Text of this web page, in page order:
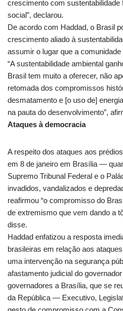
crescimento com sustentabilidade
social”, declarou.
De acordo com Haddad, o Brasil
crescimento aliado à
assumir o lugar que a
“A sustentabilidade ambiental
Brasil tem muito a oferecer, não
retomada dos compromissos
desmatamento e [o uso de]
na pauta do desenvolvimento”,
Ataques à democracia
A respeito dos ataques aos
em 8 de janeiro em Brasília —
Supremo Tribunal Federal e o
invadidos, vandalizados e
reafirmou “o compromisso do
de extremismo que vem dando a
disse.
Haddad enfatizou a resposta
brasileiras em relação aos
uma intervenção na segurança
afastamento judicial do
governadores a Brasília, que se
da República — Executivo,